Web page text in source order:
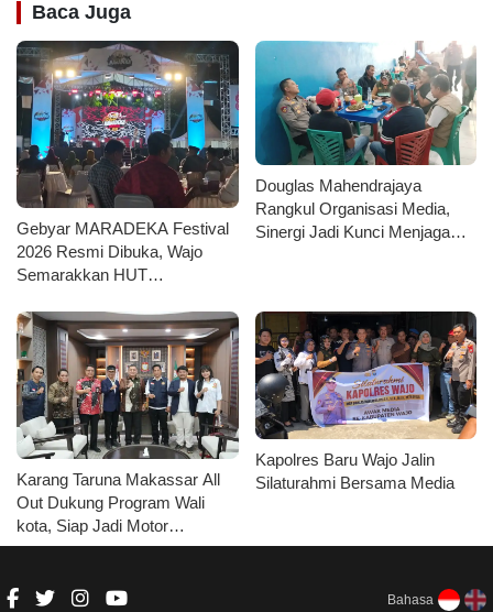
Baca Juga
Gebyar MARADEKA Festival
2026 Resmi Dibuka, Wajo
Semarakkan HUT
Lomba dan Aksi Kebersihan
Douglas Mahendrajaya
Rangkul Organisasi Media,
Sinergi Jadi Kunci Menjaga
Karang Taruna Makassar All
Out Dukung Program Wali
kota, Siap Jadi Motor
Penggerak Pilah Sampah
Kapolres Baru Wajo Jalin
Silaturahmi Bersama Media
Bahasa